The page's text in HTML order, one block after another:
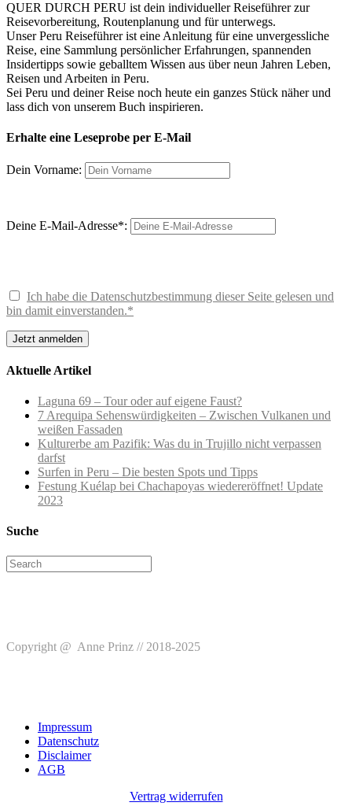
QUER DURCH PERU ist dein individueller Reiseführer zur
Reisevorbereitung, Routenplanung und für unterwegs.
Unser Peru Reiseführer ist eine Anleitung für eine unvergessliche
Reise, eine Sammlung persönlicher Erfahrungen, spannenden
Insidertipps sowie geballtem Wissen aus über neun Jahren Leben,
Reisen und Arbeiten in Peru.
Sei Peru und deiner Reise noch heute ein ganzes Stück näher und
lass dich von unserem Buch inspirieren.
Erhalte eine Leseprobe per E-Mail
Dein Vorname:
Deine E-Mail-Adresse*:
Ich habe die Datenschutzbestimmung dieser Seite gelesen und
bin damit einverstanden.*
Aktuelle Artikel
Laguna 69 – Tour oder auf eigene Faust?
7 Arequipa Sehenswürdigkeiten – Zwischen Vulkanen und
weißen Fassaden
Kulturerbe am Pazifik: Was du in Trujillo nicht verpassen
darfst
Surfen in Peru – Die besten Spots und Tipps
Festung Kuélap bei Chachapoyas wiedereröffnet! Update
2023
Suche
Search
for:
Copyright @ Anne Prinz // 2018-2025
Impressum
Datenschutz
Disclaimer
AGB
Vertrag widerrufen